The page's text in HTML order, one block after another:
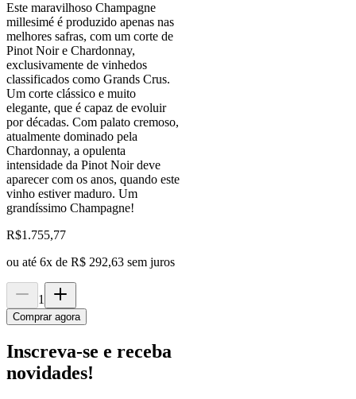
Este maravilhoso Champagne
millesimé é produzido apenas nas
melhores safras, com um corte de
Pinot Noir e Chardonnay,
exclusivamente de vinhedos
classificados como Grands Crus.
Um corte clássico e muito
elegante, que é capaz de evoluir
por décadas. Com palato cremoso,
atualmente dominado pela
Chardonnay, a opulenta
intensidade da Pinot Noir deve
aparecer com os anos, quando este
vinho estiver maduro. Um
grandíssimo Champagne!
R$1.755,77
ou até 6x de R$ 292,63 sem juros
1
Comprar agora
Inscreva-se e receba
novidades!